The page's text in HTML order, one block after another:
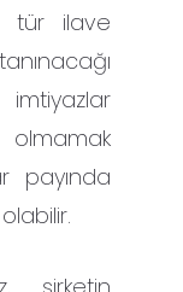
tür ilave
olmamak
payında